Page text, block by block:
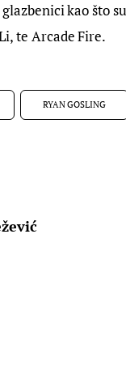
kao što
te Arcade Fire.
RYAN GOSLING